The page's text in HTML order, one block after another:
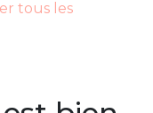
tous les